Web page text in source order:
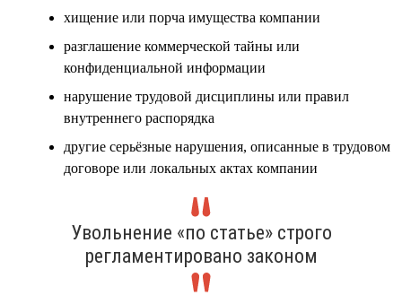
хищение или порча имущества компании
разглашение коммерческой тайны или
конфиденциальной информации
нарушение трудовой дисциплины или правил
внутреннего распорядка
другие серьёзные нарушения, описанные в трудовом
договоре или локальных актах компании
Увольнение «по статье» строго
регламентировано законом